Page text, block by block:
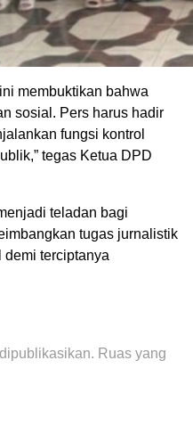
membuktikan bahwa
sosial. Pers harus hadir
fungsi kontrol
tegas Ketua DPD
teladan bagi
tugas jurnalistik
terciptanya
Ruas yang